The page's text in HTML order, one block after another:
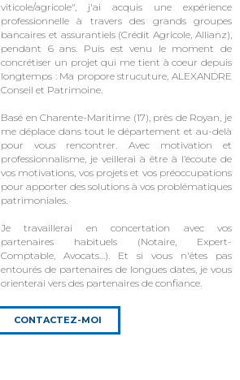
viticole/agricole", j'ai acquis une expérience
professionnelle à travers des grands groupes
bancaires et assurantiels (Crédit Agricole, Allianz),
pendant 6 ans. Puis est venu le moment de
concrétiser un projet qui me tient à coeur depuis
longtemps : Ma propore strucuture, ALEXANDRE
Conseil et Patrimoine.
Basé en Charente-Maritime (17), près de Royan, je
me déplace dans tout le département et au-delà
pour vous rencontrer. Avec motivation et
professionnalisme, je veillerai à être à l’écoute de
vos motivations, vos projets et vos préoccupations
pour apporter des solutions à vos problématiques
patrimoniales.
Je travaillerai en concertation avec vos
partenaires habituels (Notaire, Expert-
Comptable, Avocats…). Et si vous n'êtes pas
entourés de partenaires de longues dates, je vous
orienterai vers des partenaires de confiance.
CONTACTEZ-MOI